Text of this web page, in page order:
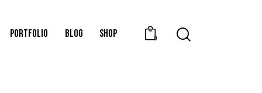
PORTFOLIO BLOG SHOP 0